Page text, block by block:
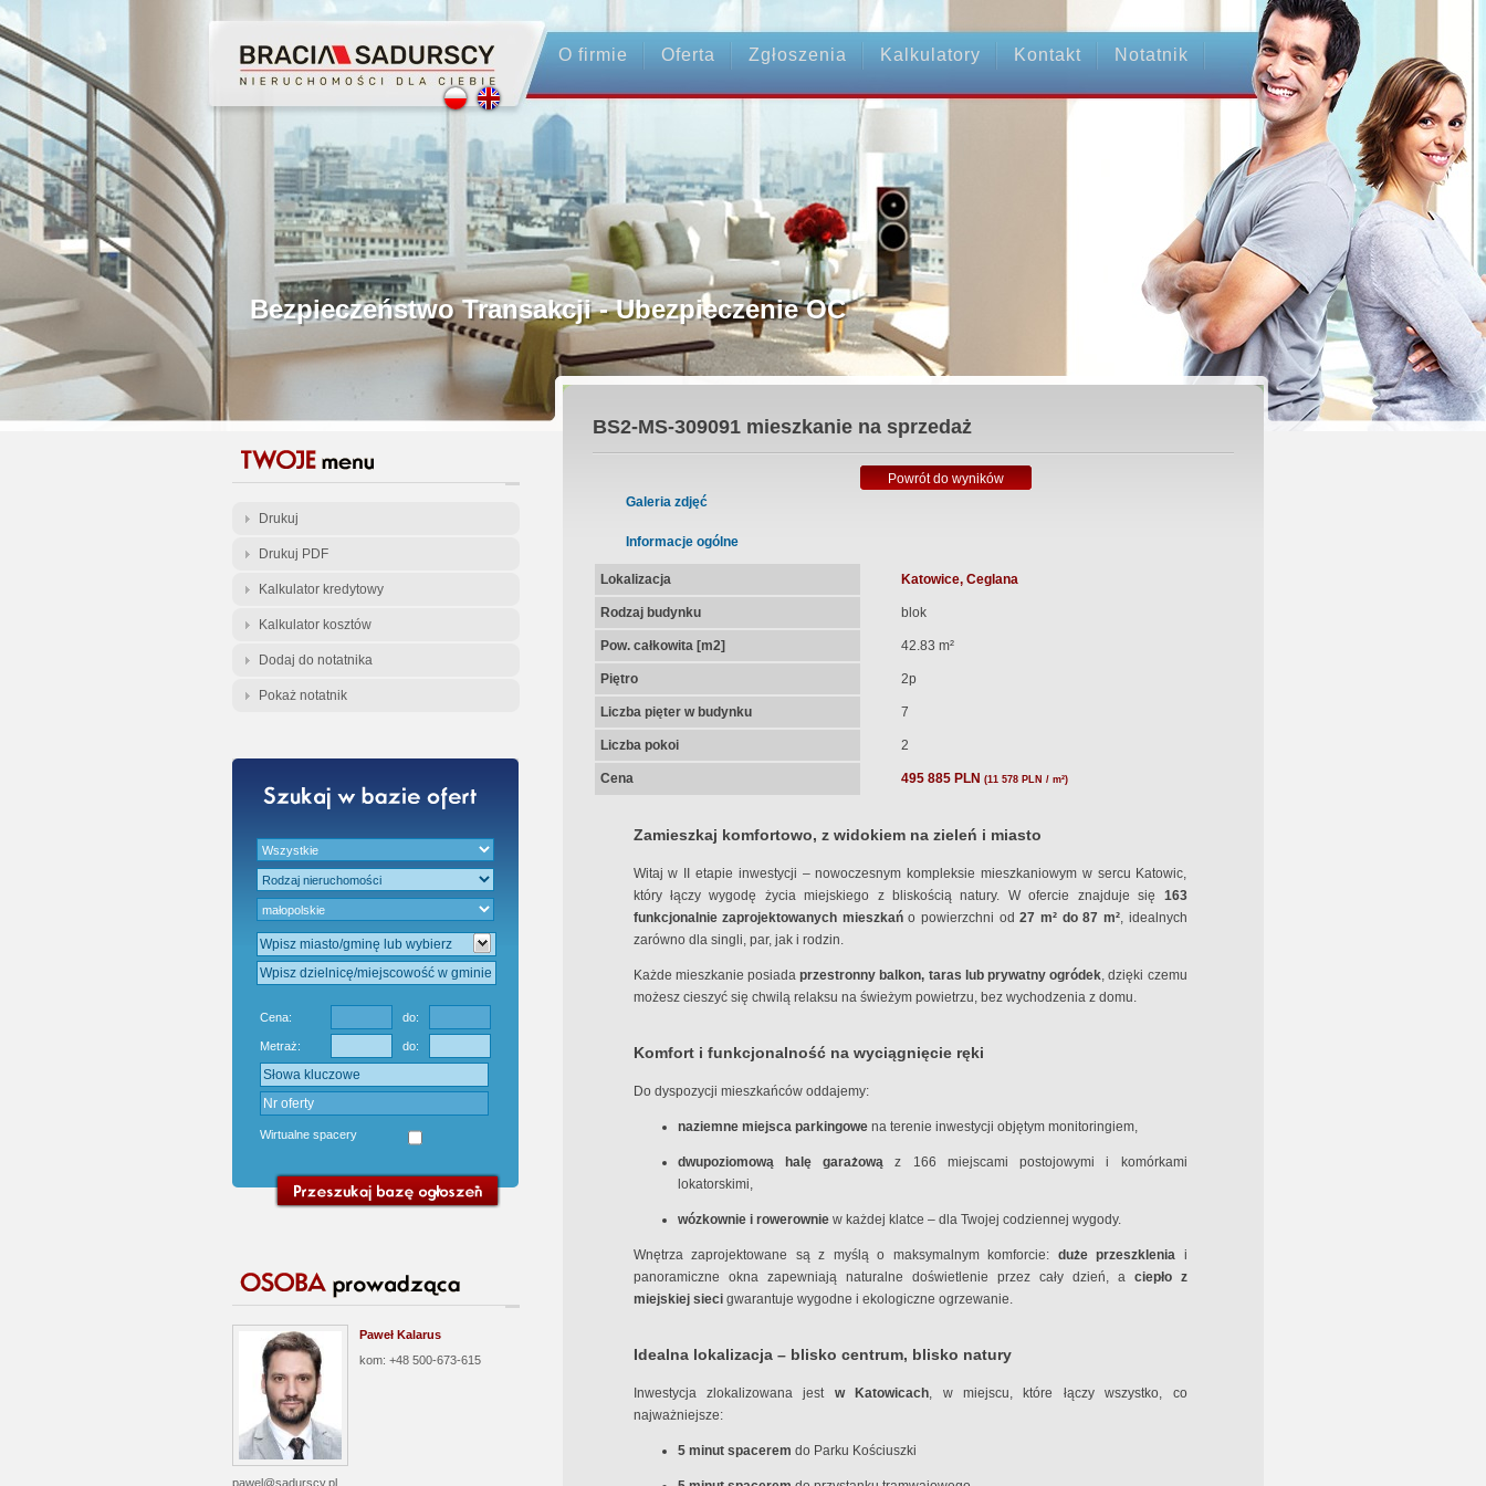
O firmie Oferta Zgłoszenia Kalkulatory Kontakt Notatnik
Profesjonalne Pośrednictwo
Bezpieczeństwo Transakcji - Ubezpieczenie OC
Licencjonowani Pośrednicy
Gwarancja Zwrotu Zadatku
Gratis - Przedwstępna Umowa Notarialna
Drukuj
Drukuj PDF
Kalkulator kredytowy
Kalkulator kosztów
Dodaj do notatnika
Pokaż notatnik
Cena: do:
Metraż: do:
Wirtualne spacery
Paweł Kalarus
kom: +48 500-673-615
pawel@sadurscy.pl
BS2-MS-309091mieszkanie na sprzedaż
Powrót do wyników
Galeria zdjęć
Informacje ogólne
Lokalizacja Katowice, Ceglana
Rodzaj budynku blok
Pow. całkowita [m2] 42.83 m²
Piętro 2p
Liczba pięter w budynku 7
Liczba pokoi 2
Cena 495 885 PLN (11 578 PLN / m²)
Zamieszkaj komfortowo, z widokiem na zieleń i miasto
Witaj w II etapie inwestycji – nowoczesnym kompleksie mieszkaniowym w sercu Katowic,
który łączy wygodę życia miejskiego z bliskością natury. W ofercie znajduje się 163
funkcjonalnie zaprojektowanych mieszkańo powierzchni od27 m² do 87 m², idealnych
zarówno dla singli, par, jak i rodzin.
Każde mieszkanie posiadaprzestronny balkon, taras lub prywatny ogródek, dzięki czemu
możesz cieszyć się chwilą relaksu na świeżym powietrzu, bez wychodzenia z domu.
Komfort i funkcjonalność na wyciągnięcie ręki
Do dyspozycji mieszkańców oddajemy:
naziemne miejsca parkingowena terenie inwestycji objętym monitoringiem,
dwupoziomową halę garażową z 166 miejscami postojowymi i komórkami
lokatorskimi,
wózkownie i rowerowniew każdej klatce – dla Twojej codziennej wygody.
Wnętrza zaprojektowane są z myślą o maksymalnym komforcie: duże przeszklenia i
panoramiczne okna zapewniają naturalne doświetlenie przez cały dzień, a ciepło z
miejskiej siecigwarantuje wygodne i ekologiczne ogrzewanie.
Idealna lokalizacja – blisko centrum, blisko natury
Inwestycja zlokalizowana jest w Katowicach, w miejscu, które łączy wszystko, co
najważniejsze:
5 minut spacerem do Parku Kościuszki